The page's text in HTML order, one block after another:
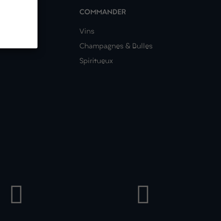
COMMANDER
Vins
Champagnes & Bulles
Spiritueux